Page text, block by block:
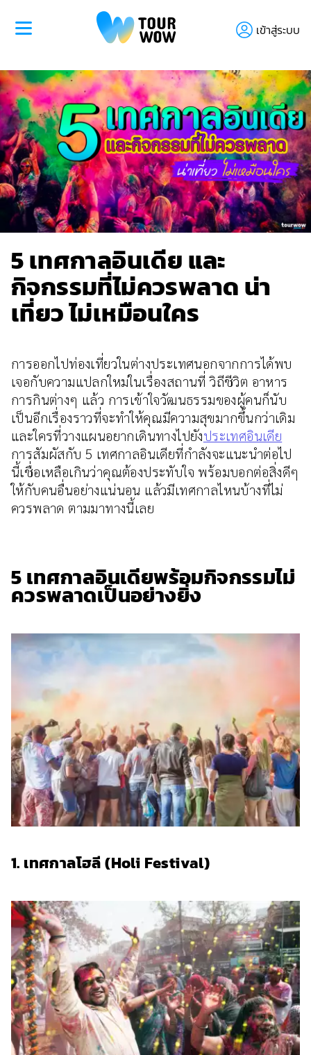
เข้าสู่ระบบ
5 เทศกาลอินเดีย และ
กิจกรรมที่ไม่ควรพลาด น่า
เที่ยว ไม่เหมือนใคร
การออกไปท่องเที่ยวในต่างประเทศนอกจากการได้พบ
เจอกับความแปลกใหม่ในเรื่องสถานที่ วิถีชีวิต อาหาร
การกินต่างๆ แล้ว การเข้าใจวัฒนธรรมของผู้คนก็นับ
เป็นอีกเรื่องราวที่จะทำให้คุณมีความสุขมากขึ้นกว่าเดิม
และใครที่วางแผนอยากเดินทางไปยังประเทศอินเดีย
การสัมผัสกับ 5 เทศกาลอินเดียที่กำลังจะแนะนำต่อไป
นี้เชื่อเหลือเกินว่าคุณต้องประทับใจ พร้อมบอกต่อสิ่งดีๆ
ให้กับคนอื่นอย่างแน่นอน แล้วมีเทศกาลไหนบ้างที่ไม่
ควรพลาด ตามมาทางนี้เลย
5 เทศกาลอินเดียพร้อมกิจกรรมไม่
ควรพลาดเป็นอย่างยิ่ง
1. เทศกาลโฮลี (Holi Festival)